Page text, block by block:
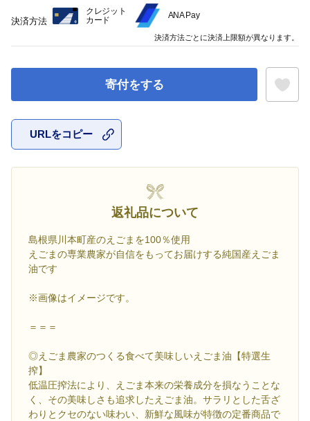
寄付をする
URLをコピー
返礼品について
島根県川本町産のえごまを100％使用
えごまの専業農家が自信をもってお届けする純国産えごま
油です
※画像はイメージです。
＝＝＝
◎えごま農家のつくる食べて美味しいえごま油【特選生
搾】
低温圧搾法により、えごま本来の栄養成分を損なうことな
く、その美味しさも追求したえごま油。サラリとした舌ざ
わりとクセのない味わい、新鮮な風味が特徴の定番商品で
決済方法
クレジット
カード
ANA Pay
決済方法ごとに決済上限額が異なります。